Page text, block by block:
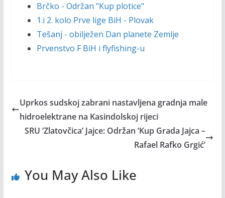
Brčko - Održan "Kup plotice"
1.i 2. kolo Prve lige BiH - Plovak
Tešanj - obilježen Dan planete Zemlje
Prvenstvo F BiH i flyfishing-u
Uprkos sudskoj zabrani nastavljena gradnja male
hidroelektrane na Kasindolskoj rijeci
SRU ‘Zlatovčica’ Jajce: Održan ‘Kup Grada Jajca –
Rafael Rafko Grgić’
You May Also Like